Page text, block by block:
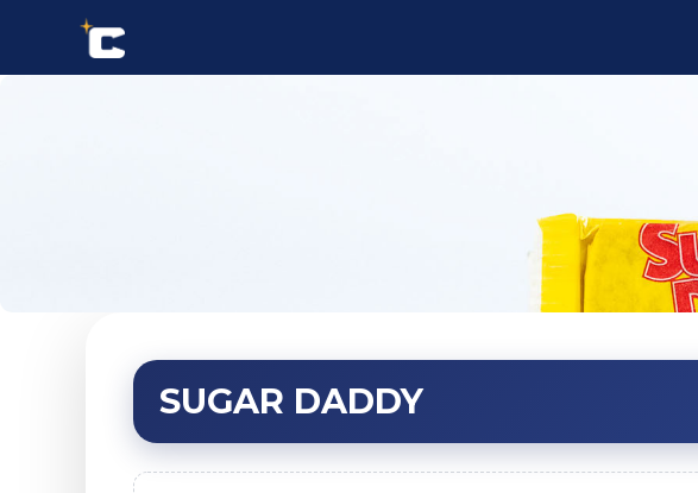
SUGAR DADDY